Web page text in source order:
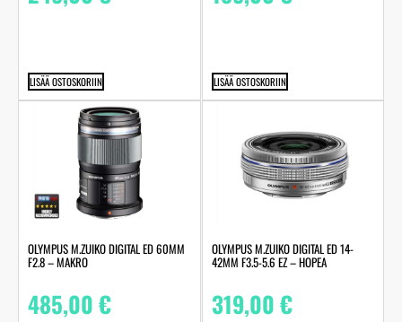
LISÄÄ OSTOSKORIIN LISÄÄ OSTOSKORIIN
OLYMPUS M.ZUIKO DIGITAL ED 60MM
F2.8 – MAKRO
485,00€
OLYMPUS M.ZUIKO DIGITAL ED 14-
42MM F3.5-5.6 EZ – HOPEA
319,00€